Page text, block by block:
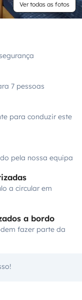
Ver todas as fotos
7 pessoas
para conduzir este
pela nossa equipa
a circular em
a bordo
fazer parte da